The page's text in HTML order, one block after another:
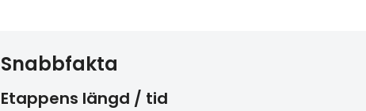
Snabbfakta
Etappens längd / tid